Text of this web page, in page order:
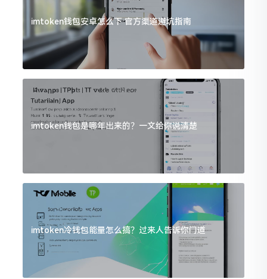
imtoken钱包安卓怎么下 官方渠道避坑指南
imtoken钱包是哪年出来的？一文给你说清楚
imtoken冷钱包能量怎么搞？过来人告诉你门道